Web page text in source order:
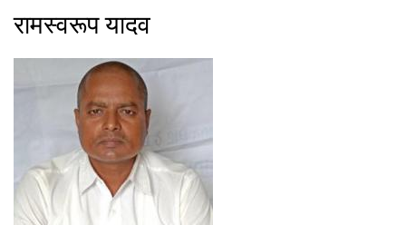
रामस्वरूप यादव